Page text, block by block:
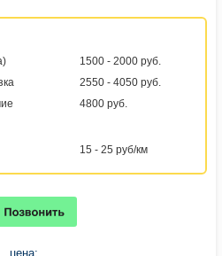
1500 - 2000 руб.
2550 - 4050 руб.
4800 руб.
15 - 25 руб/км
цена: